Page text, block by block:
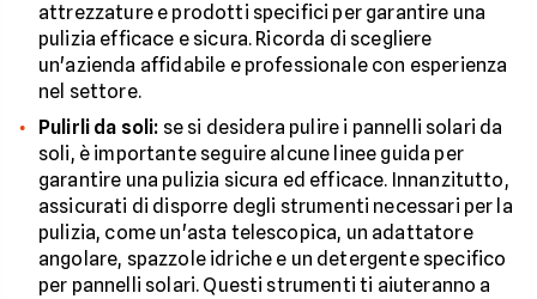
attrezzature e prodotti specifici per garantire una
pulizia efficace e sicura. Ricorda di scegliere
un'azienda affidabile e professionale con esperienza
nel settore.
Pulirli da soli: se si desidera pulire i pannelli solari da
soli, è importante seguire alcune linee guida per
garantire una pulizia sicura ed efficace. Innanzitutto,
assicurati di disporre degli strumenti necessari per la
pulizia, come un'asta telescopica, un adattatore
angolare, spazzole idriche e un detergente specifico
per pannelli solari. Questi strumenti ti aiuteranno a